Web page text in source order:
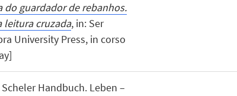
do guardador de rebanhos.
leitura cruzada, in: Ser
University Press, in corso
Scheler Handbuch. Leben –